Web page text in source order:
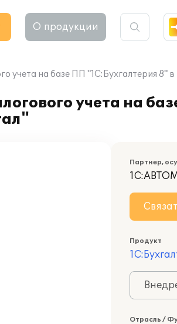
О продукции
учета на базе ПП "1С:Бухгалтерия
учета на
Партнер,
Продукт
Отрасль /